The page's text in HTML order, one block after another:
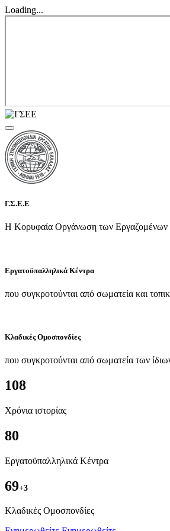
Loading...
Γ.Σ.Ε.Ε
Η Κορυφαία Οργάνωση των Εργαζομένων με
Εργατοϋπαλληλικά Κέντρα
που συγκροτούνται από σωματεία και
Κλαδικές Ομοσπονδίες
που συγκροτούνται από σωματεία των
108
Χρόνια ιστορίας
80
Εργατοϋπαλληλικά Κέντρα
69+3
Kλαδικές Ομοσπονδίες